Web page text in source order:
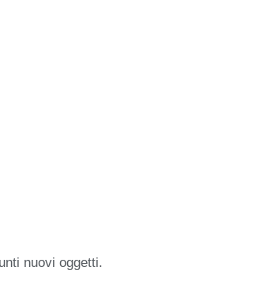
nuovi oggetti.